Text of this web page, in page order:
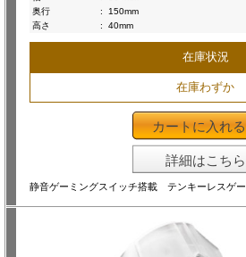
奥行
:
150mm
高さ
: 40mm
在庫状況
在庫わずか
カートに入れる
詳細はこちら
静音ゲーミングスイッチ搭載 テンキーレスゲ